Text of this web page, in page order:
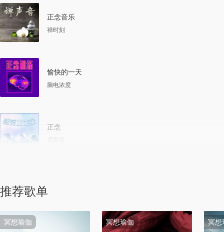
正念音乐
禅时刻
愉快的一天
脑电浓度
正念
推荐歌单
冥想瑜伽 冥想瑜伽 冥想